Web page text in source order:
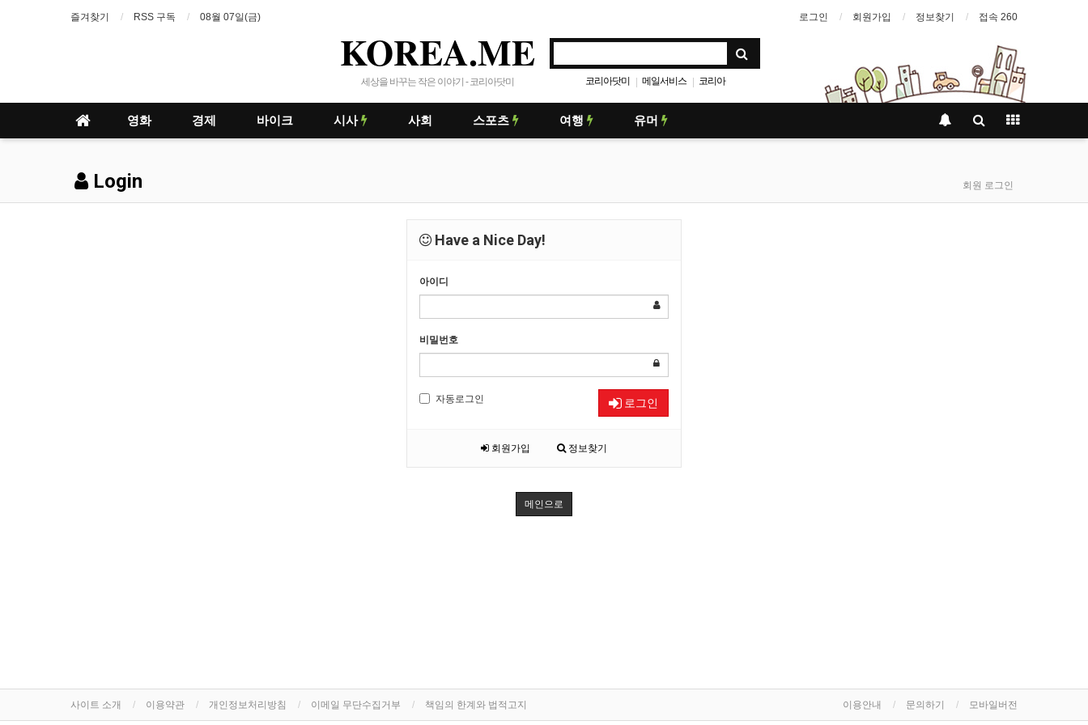
즐겨찾기 RSS 구독 08월 07일(금) 로그인 회원가입 정보찾기 접속 260
KOREA.ME
세상을 바꾸는 작은 이야기 - 코리아닷미 코리아닷미 | 메일서비스 | 코리아
영화 경제 바이크 시사 사회 스포츠 여행 유머
Login 회원 로그인
Have a Nice Day!
아이디
비밀번호
자동로그인 로그인
회원가입 정보찾기
메인으로
사이트 소개 이용약관 개인정보처리방침 이메일 무단수집거부 책임의 한계와 법적고지 이용안내 문의하기 모바일버전